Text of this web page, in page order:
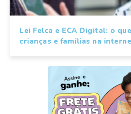
Lei Felca e ECA Digital: o
crianças e famílias na